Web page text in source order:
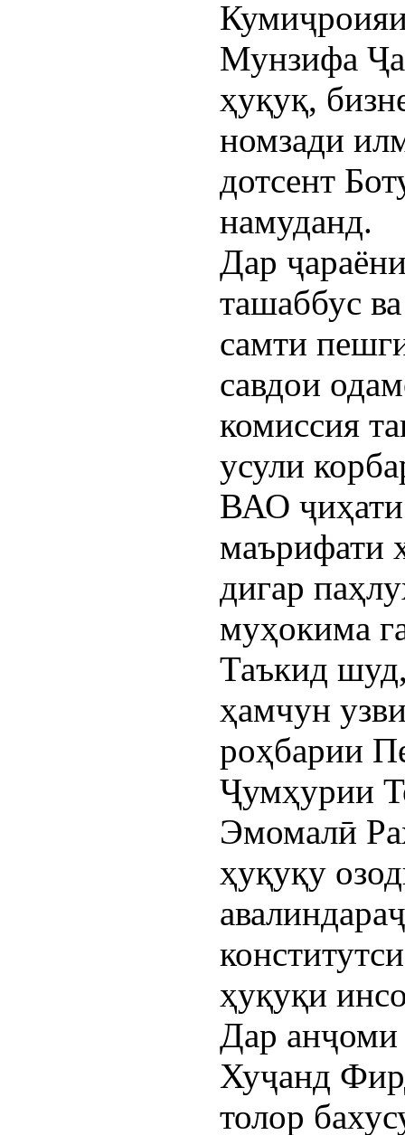
Мунзифа
ҳуқуқ,
номзади
дотсент
намуданд.
Дар
ташаббус
самти
савдои
комиссия
усули
ВАО
маърифати
дигар
муҳокима
Таъкид
ҳамчун
роҳбарии
Ҷумҳурии
Эмомалӣ
ҳуқуқу
ҳуқуқи
Дар анҷоми
Хуҷанд
толор